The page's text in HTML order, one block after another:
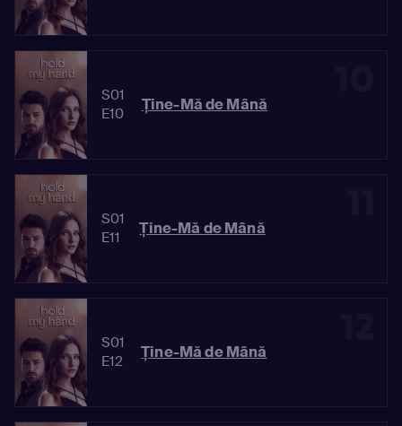
S01
E10
Ține-Mă de Mână
S01
E11
Ține-Mă de Mână
S01
E12
Ține-Mă de Mână